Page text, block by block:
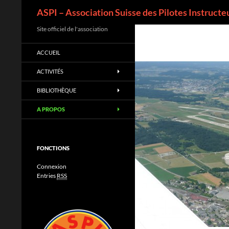
ASPI – Association Suisse des Pilotes
Site officiel de l'association
ACCUEIL
ACTIVITÉS
BIBLIOTHÈQUE
A PROPOS
FONCTIONS
Connexion
Entries RSS